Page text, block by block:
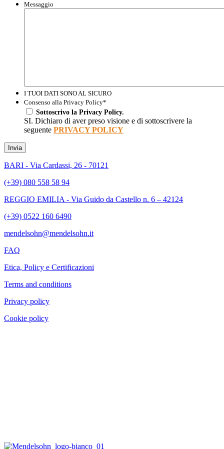
Messaggio
I TUOI DATI SONO AL SICURO
Consenso alla Privacy Policy*
Sottoscrivo la Privacy Policy.
SI. Dichiaro di aver preso visione e di sottoscrivere la
seguente PRIVACY POLICY
Invia
BARI - Via Cardassi, 26 - 70121
(+39) 080 558 58 94
REGGIO EMILIA - Via Guido da Castello n. 6 – 42124
(+39) 0522 160 6490
mendelsohn@mendelsohn.it
FAQ
Etica, Policy e Certificazioni
Terms and conditions
Privacy policy
Cookie policy